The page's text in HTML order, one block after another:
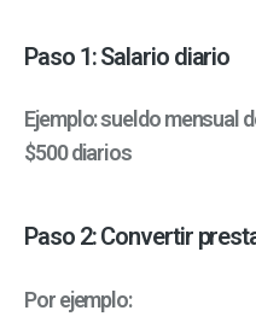
Paso 1: Salario diario
Ejemplo: sueldo mensual
$500 diarios
Paso 2: Convertir
Por ejemplo: